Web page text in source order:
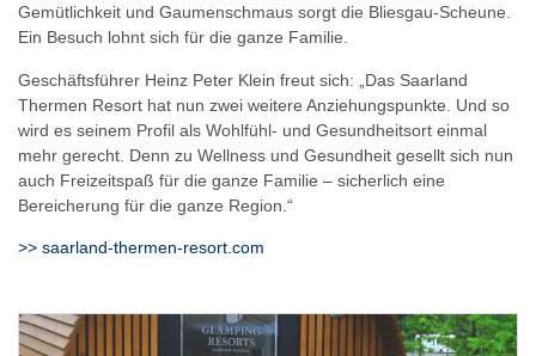
Gemütlichkeit und Gaumenschmaus sorgt die Bliesgau-Scheune.
Ein Besuch lohnt sich für die ganze Familie.
Geschäftsführer Heinz Peter Klein freut sich: „Das Saarland
Thermen Resort hat nun zwei weitere Anziehungspunkte. Und so
wird es seinem Profil als Wohlfühl- und Gesundheitsort einmal
mehr gerecht. Denn zu Wellness und Gesundheit gesellt sich nun
auch Freizeitspaß für die ganze Familie – sicherlich eine
Bereicherung für die ganze Region.“
>> saarland-thermen-resort.com